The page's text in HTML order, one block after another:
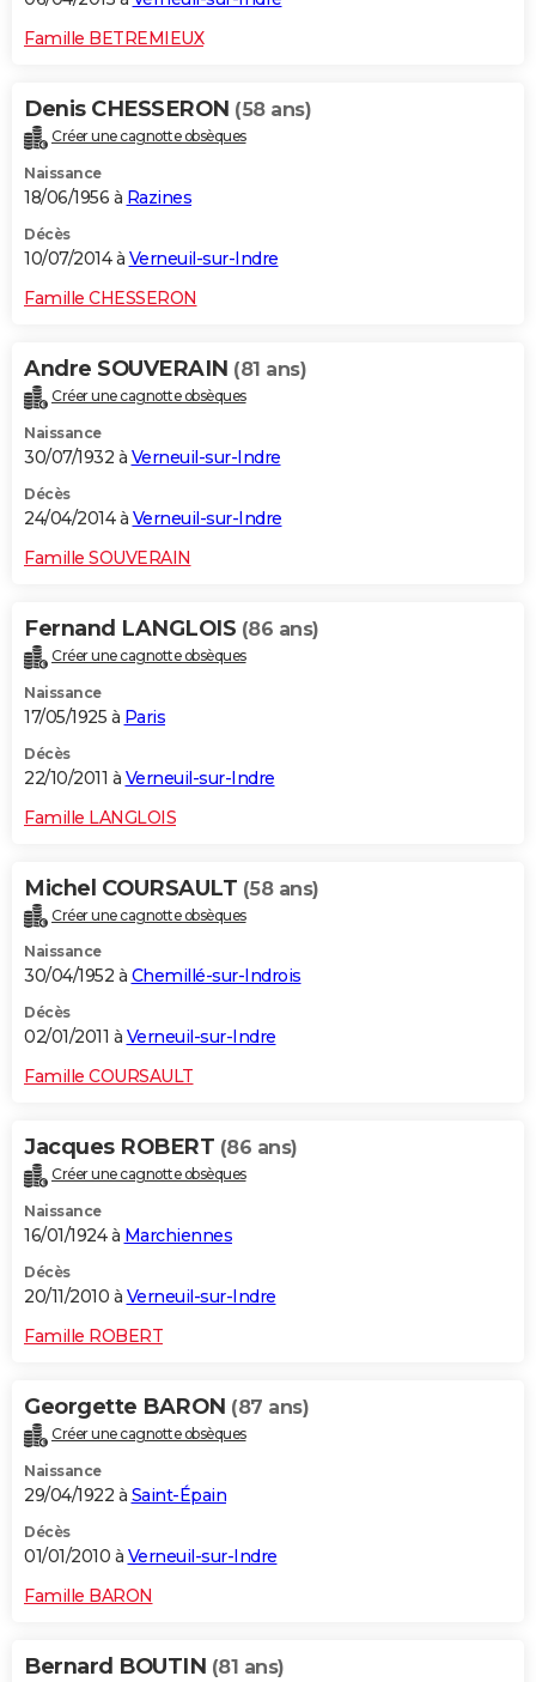
Famille BETREMIEUX
Denis CHESSERON (58 ans)
Créer une cagnotte obsèques
Naissance
18/06/1956 à Razines
Décès
10/07/2014 à Verneuil-sur-Indre
Famille CHESSERON
Andre SOUVERAIN (81 ans)
Créer une cagnotte obsèques
Naissance
30/07/1932 à Verneuil-sur-Indre
Décès
24/04/2014 à Verneuil-sur-Indre
Famille SOUVERAIN
Fernand LANGLOIS (86 ans)
Créer une cagnotte obsèques
Naissance
17/05/1925 à Paris
Décès
22/10/2011 à Verneuil-sur-Indre
Famille LANGLOIS
Michel COURSAULT (58 ans)
Créer une cagnotte obsèques
Naissance
30/04/1952 à Chemillé-sur-Indrois
Décès
02/01/2011 à Verneuil-sur-Indre
Famille COURSAULT
Jacques ROBERT (86 ans)
Créer une cagnotte obsèques
Naissance
16/01/1924 à Marchiennes
Décès
20/11/2010 à Verneuil-sur-Indre
Famille ROBERT
Georgette BARON (87 ans)
Créer une cagnotte obsèques
Naissance
29/04/1922 à Saint-Épain
Décès
01/01/2010 à Verneuil-sur-Indre
Famille BARON
Bernard BOUTIN (81 ans)